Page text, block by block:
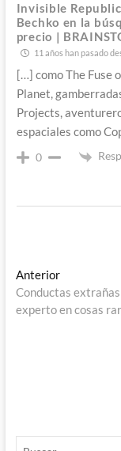
Invisible
Bechko en la
precio |
11 años han pasado
[…] como The Fuse
Planet,
Projects,
espaciales como
0
Navegación
de
AnteriorEntrada
anterior:
Conductas
experto en cosas